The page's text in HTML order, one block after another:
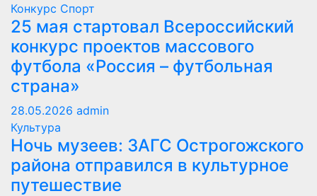
Конкурс Спорт
25 мая стартовал Всероссийский
конкурс проектов массового
футбола «Россия – футбольная
страна»
28.05.2026 admin
Культура
Ночь музеев: ЗАГС Острогожского
района отправился в культурное
путешествие